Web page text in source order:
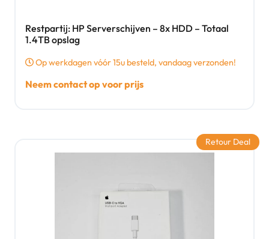
Restpartij: HP Serverschijven – 8x HDD – Totaal
1.4TB opslag
Op werkdagen vóór 15u besteld, vandaag verzonden!
Neem contact op voor prijs
Retour Deal